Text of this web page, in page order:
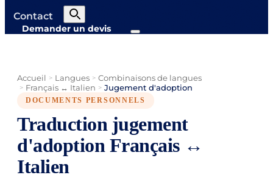
Contact
Demander un devis
Accueil > Langues > Combinaisons de langues
> Français ↔ Italien > Jugement d'adoption
DOCUMENTS PERSONNELS
Traduction jugement
d'adoption Français ↔
Italien